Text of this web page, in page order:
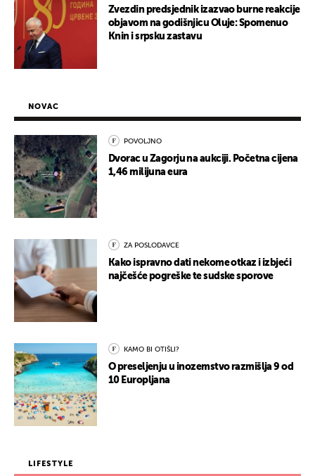
Zvezdin predsjednik izazvao burne reakcije
objavom na godišnjicu Oluje: Spomenuo
Knin i srpsku zastavu
NOVAC
POVOLJNO
Dvorac u Zagorju na aukciji. Početna cijena
1,46 milijuna eura
ZA POSLODAVCE
Kako ispravno dati nekome otkaz i izbjeći
najčešće pogreške te sudske sporove
KAMO BI OTIŠLI?
O preseljenju u inozemstvo razmišlja 9 od
10 Europljana
LIFESTYLE